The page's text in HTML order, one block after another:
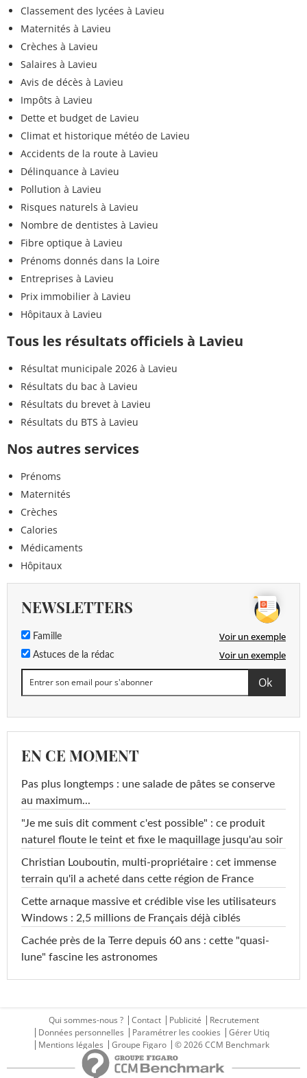
Classement des lycées à Lavieu
Maternités à Lavieu
Crèches à Lavieu
Salaires à Lavieu
Avis de décès à Lavieu
Impôts à Lavieu
Dette et budget de Lavieu
Climat et historique météo de Lavieu
Accidents de la route à Lavieu
Délinquance à Lavieu
Pollution à Lavieu
Risques naturels à Lavieu
Nombre de dentistes à Lavieu
Fibre optique à Lavieu
Prénoms donnés dans la Loire
Entreprises à Lavieu
Prix immobilier à Lavieu
Hôpitaux à Lavieu
Tous les résultats officiels à Lavieu
Résultat municipale 2026 à Lavieu
Résultats du bac à Lavieu
Résultats du brevet à Lavieu
Résultats du BTS à Lavieu
Nos autres services
Prénoms
Maternités
Crèches
Calories
Médicaments
Hôpitaux
NEWSLETTERS
Famille Voir un exemple
Astuces de la rédac Voir un exemple
EN CE MOMENT
Pas plus longtemps : une salade de pâtes se conserve
au maximum...
"Je me suis dit comment c'est possible" : ce produit
naturel floute le teint et fixe le maquillage jusqu'au soir
Christian Louboutin, multi-propriétaire : cet immense
terrain qu'il a acheté dans cette région de France
Cette arnaque massive et crédible vise les utilisateurs
Windows : 2,5 millions de Français déjà ciblés
Cachée près de la Terre depuis 60 ans : cette "quasi-
lune" fascine les astronomes
Qui sommes-nous ? Contact Publicité
Recrutement
Données personnelles
Paramétrer les cookies
Gérer Utiq
Mentions légales
Groupe Figaro © 2026 CCM Benchmark